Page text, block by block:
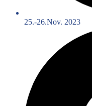
25.-26.Nov. 2023